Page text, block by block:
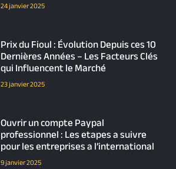
24 janvier 2025
Prix du Fioul : Évolution Depuis ces 10
Dernières Années – Les Facteurs Clés
qui Influencent le Marché
23 janvier 2025
Ouvrir un compte Paypal
professionnel : Les etapes a suivre
pour les entreprises a l’international
9 janvier 2025